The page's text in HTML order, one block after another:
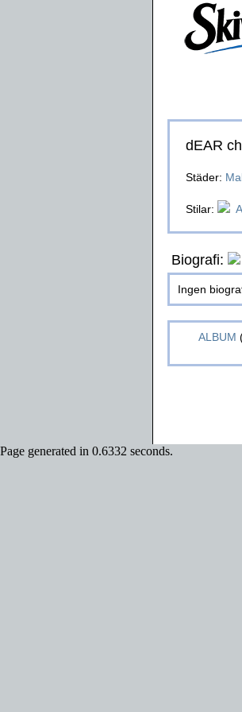
dEAR
Städer:
Stilar:
Biografi:
Ingen
ALBUM
Page generated in 0.6332 seconds.